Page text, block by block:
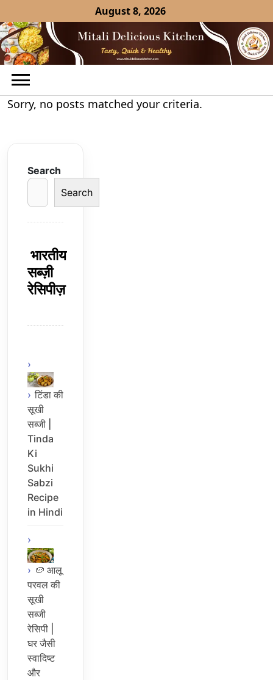
to
content
August 8, 2026
Sorry, no posts matched your criteria.
Search
Search
भारतीय
सब्ज़ी
रेसिपीज़
टिंडा की
सूखी
सब्जी |
Tinda
Ki
Sukhi
Sabzi
Recipe
in Hindi
🥔 आलू
परवल की
सूखी
सब्जी
रेसिपी |
घर जैसी
स्वादिष्ट
और